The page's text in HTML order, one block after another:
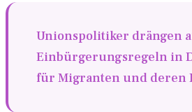
Unionspolitiker drängen
Einbürgerungsregeln in
für Migranten und deren